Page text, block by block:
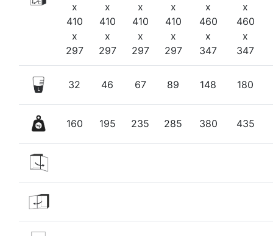
x
410
x
297
x
410
x
297
x
410
x
297
x
410
x
297
x
460
x
347
x
460
x
347
32 46 67 89 148 180
160 195 235 285 380 435